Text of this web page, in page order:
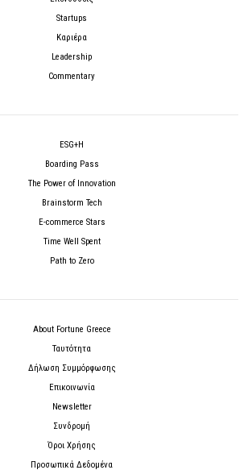
Startups
Καριέρα
Leadership
Commentary
ESG+H
Boarding Pass
The Power of Innovation
Brainstorm Tech
E-commerce Stars
Time Well Spent
Path to Zero
About Fortune Greece
Ταυτότητα
Δήλωση Συμμόρφωσης
Επικοινωνία
Newsletter
Συνδρομή
Όροι Χρήσης
Προσωπικά Δεδομένα